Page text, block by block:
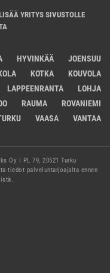
YRITYS SIVUSTOLLE
HYVINKÄÄ
JOENSUU
KOTKA
KOUVOLA
LAPPEENRANTA
LOHJA
RAUMA
ROVANIEMI
VAASA VANTAA
Oy | PL 79, 20521 Turku
tiedot palveluntarjoajalta ennen